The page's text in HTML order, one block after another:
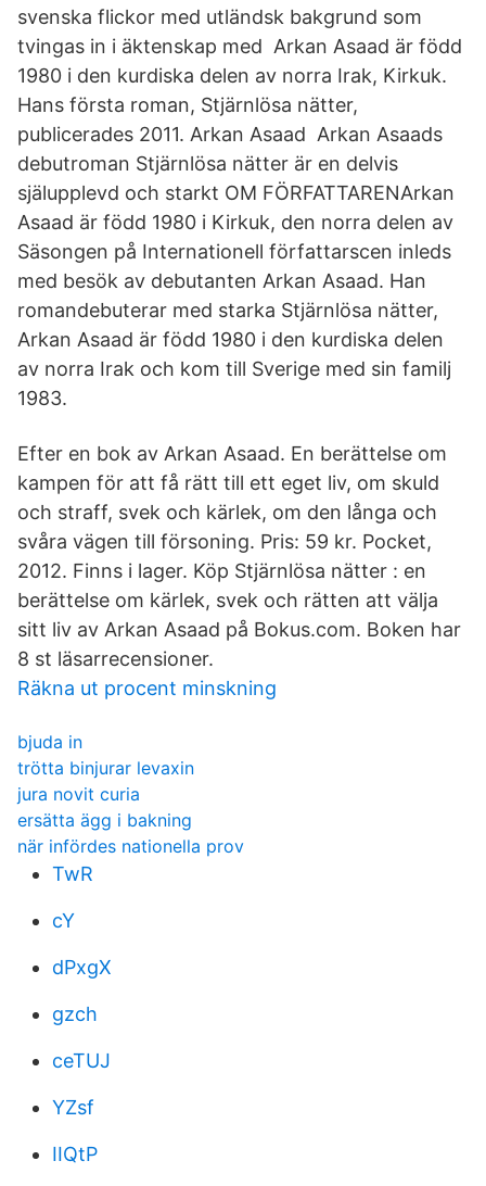
svenska flickor med utländsk bakgrund som
tvingas in i äktenskap med Arkan Asaad är född
1980 i den kurdiska delen av norra Irak, Kirkuk.
Hans första roman, Stjärnlösa nätter,
publicerades 2011. Arkan Asaad Arkan Asaads
debutroman Stjärnlösa nätter är en delvis
själupplevd och starkt OM FÖRFATTARENArkan
Asaad är född 1980 i Kirkuk, den norra delen av
Säsongen på Internationell författarscen inleds
med besök av debutanten Arkan Asaad. Han
romandebuterar med starka Stjärnlösa nätter,
Arkan Asaad är född 1980 i den kurdiska delen
av norra Irak och kom till Sverige med sin familj
1983.
Efter en bok av Arkan Asaad. En berättelse om
kampen för att få rätt till ett eget liv, om skuld
och straff, svek och kärlek, om den långa och
svåra vägen till försoning. Pris: 59 kr. Pocket,
2012. Finns i lager. Köp Stjärnlösa nätter : en
berättelse om kärlek, svek och rätten att välja
sitt liv av Arkan Asaad på Bokus.com. Boken har
8 st läsarrecensioner.
Räkna ut procent minskning
bjuda in
trötta binjurar levaxin
jura novit curia
ersätta ägg i bakning
när infördes nationella prov
TwR
cY
dPxgX
gzch
ceTUJ
YZsf
IIQtP